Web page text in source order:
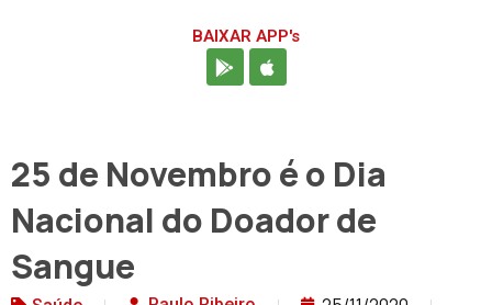
BAIXAR APP's
25 de Novembro é o Dia
Nacional do Doador de
Sangue